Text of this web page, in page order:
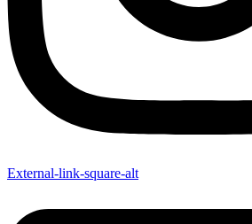
External-link-square-alt